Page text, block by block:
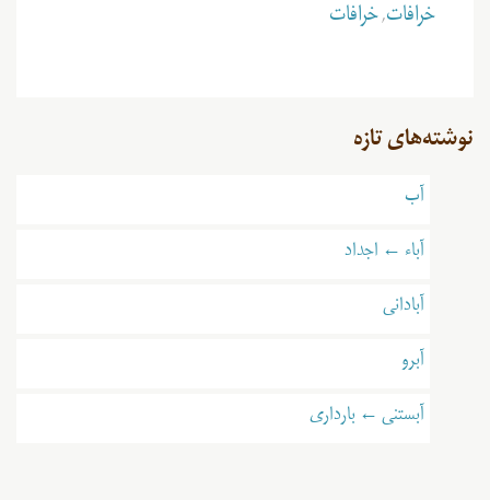
خرافات,خرافات
نوشته‌های تازه
آب
آباء ← اجداد
آبادانی
آبرو
آبستنی ← بارداری